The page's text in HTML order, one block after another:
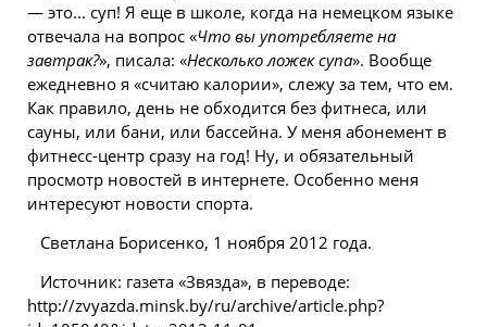
— это... суп! Я еще в школе, когда на немецком языке
отвечала на вопрос «Что вы употребляете на
завтрак?», писала: «Несколько ложек супа». Вообще
ежедневно я «считаю калории», слежу за тем, что ем.
Как правило, день не обходится без фитнеса, или
сауны, или бани, или бассейна. У меня абонемент в
фитнесс-центр сразу на год! Ну, и обязательный
просмотр новостей в интернете. Особенно меня
интересуют новости спорта.
Светлана Борисенко, 1 ноября 2012 года.
Источник: газета «Звязда», в переводе:
http://zvyazda.minsk.by/ru/archive/article.php?